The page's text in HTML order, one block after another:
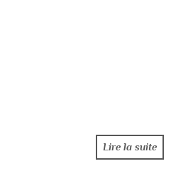
Lire la suite